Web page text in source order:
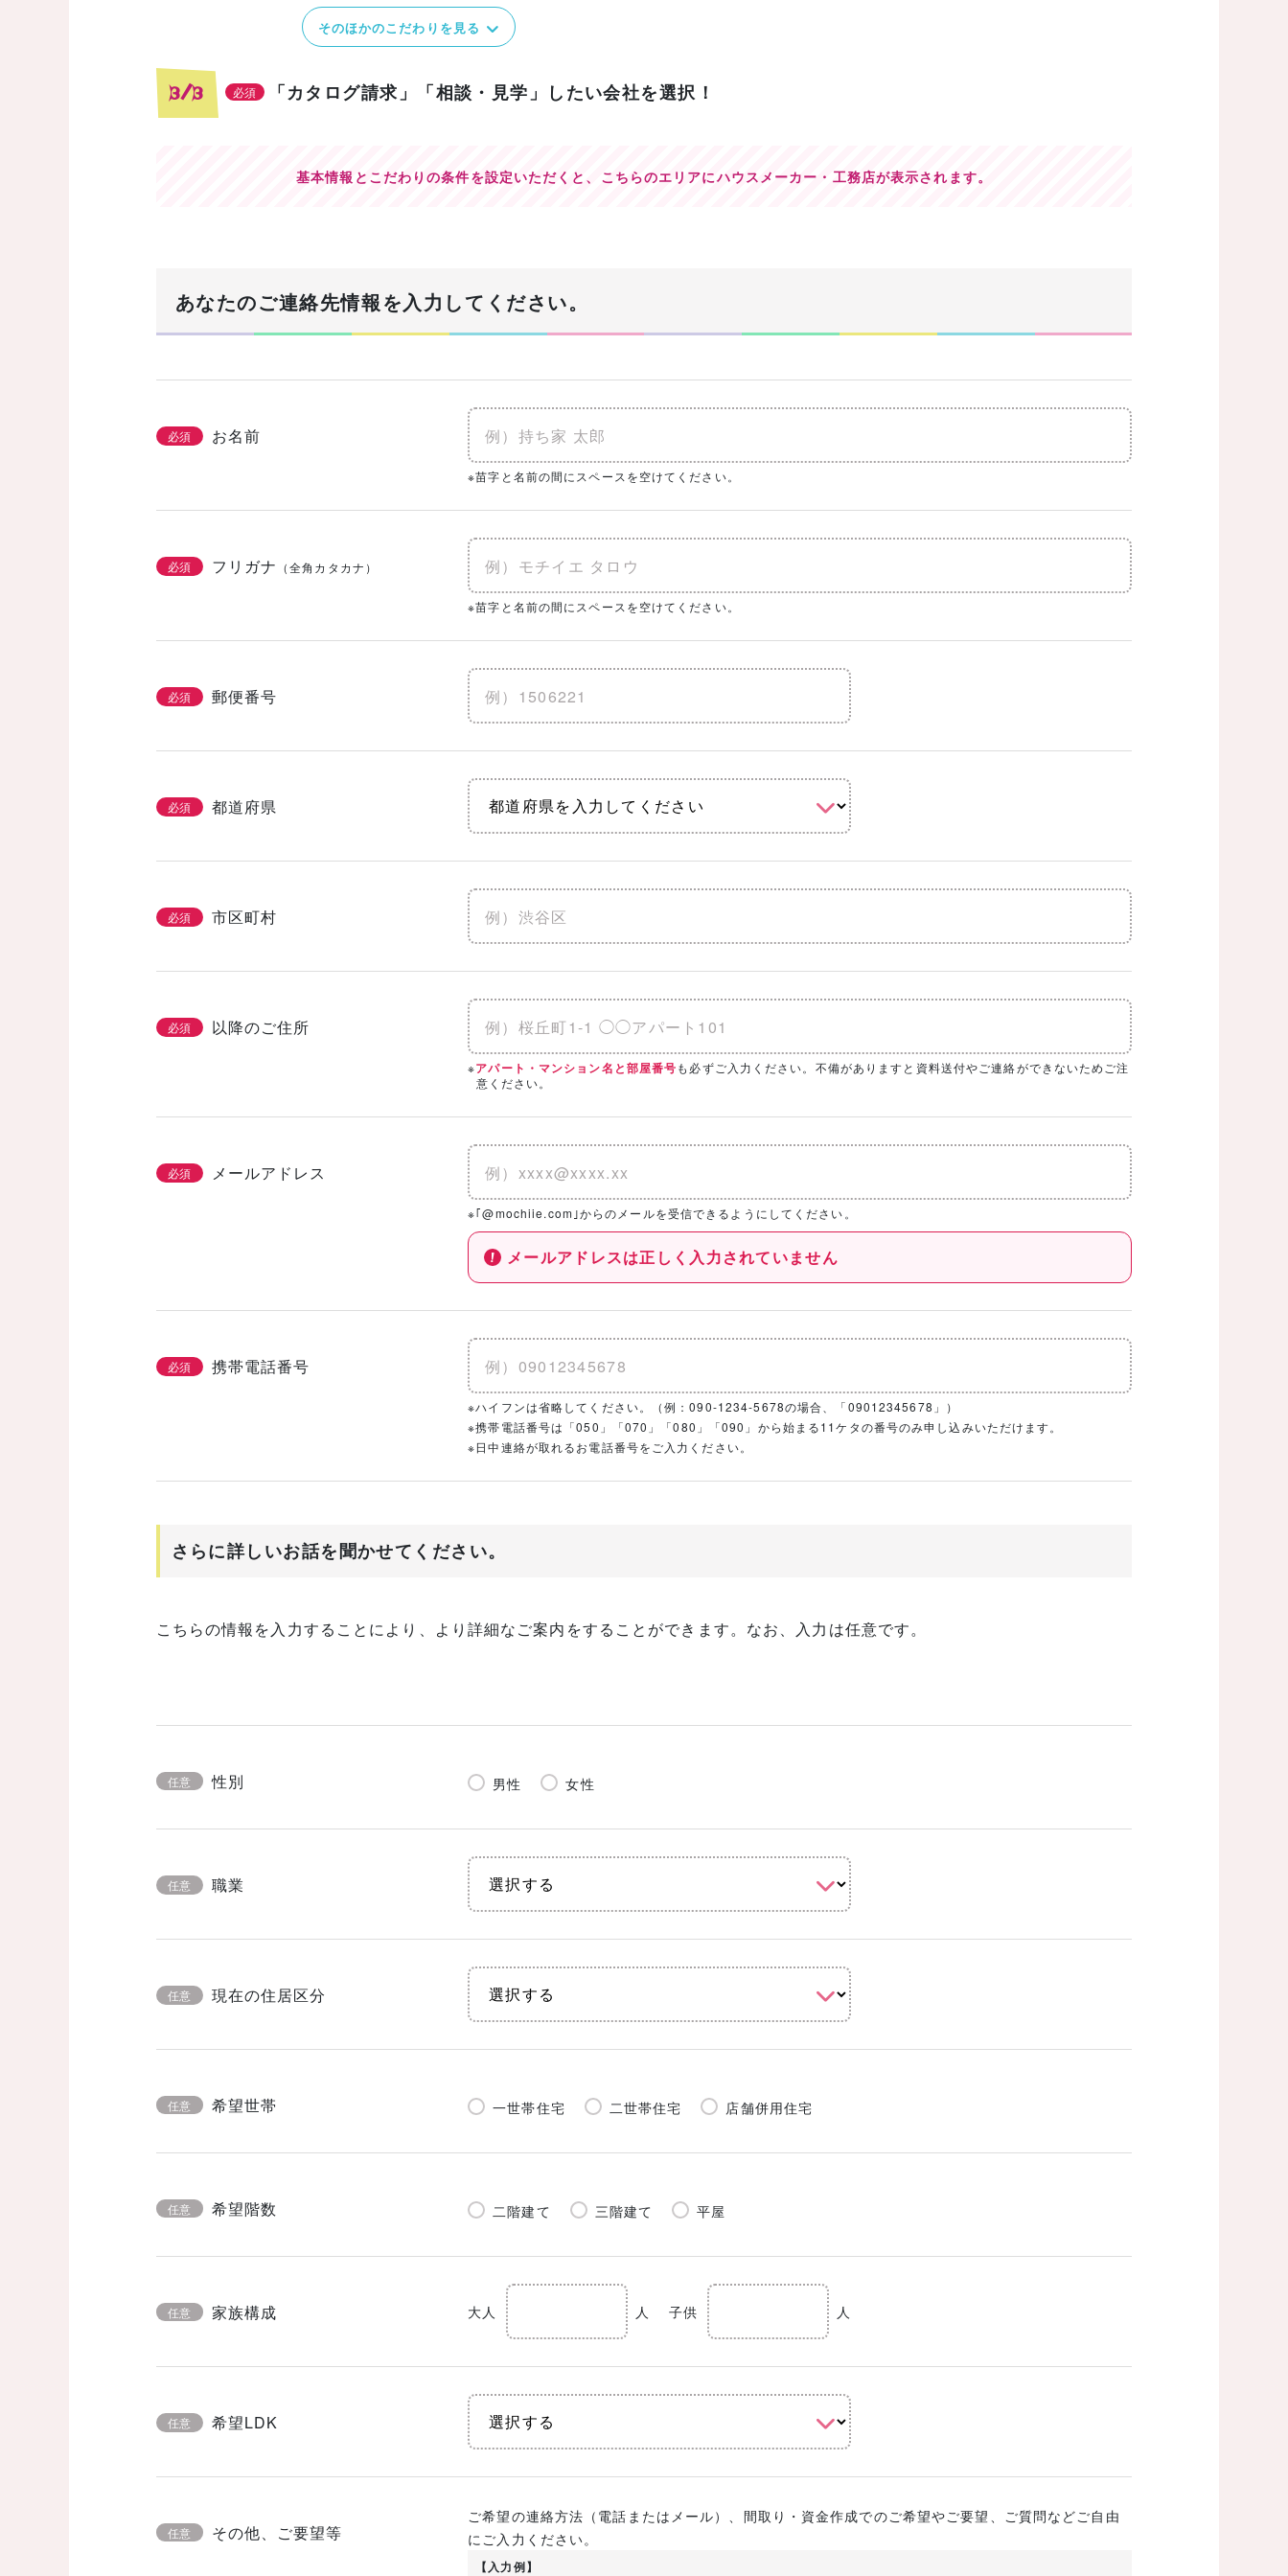
そのほかのこだわりを見る
3/3 必須 「カタログ請求」「相談・見学」したい会社を選択！
基本情報とこだわりの条件を設定いただくと、 こちらのエリアにハウスメーカー・工務店が表示されます。
あなたのご連絡先情報を入力してください。
必須 お名前
※苗字と名前の間にスペースを空けてください。
必須 フリガナ （全角カタカナ）
※苗字と名前の間にスペースを空けてください。
必須 郵便番号
必須 都道府県
必須 市区町村
必須 以降のご住所
※アパート・マンション名と部屋番号も必ずご入力ください。不備がありますと資料送付やご連絡ができないためご注
意ください。
必須 メールアドレス
※｢@mochiie.com｣からのメールを受信できるようにしてください。
メールアドレスは正しく入力されていません
必須 携帯電話番号
※ハイフンは省略してください。（例：090-1234-5678の場合、「09012345678」）
※携帯電話番号は「050」「070」「080」「090」から始まる11ケタの番号のみ申し込みいただけます。
※日中連絡が取れるお電話番号をご入力ください。
さらに詳しいお話を聞かせてください。
こちらの情報を入力することにより、より詳細なご案内をすることができます。なお、入力は任意です。
任意 性別 男性 女性
任意 職業
任意 現在の住居区分
任意 希望世帯 一世帯住宅 二世帯住宅 店舗併用住宅
任意 希望階数 二階建て 三階建て 平屋
任意 家族構成 大人 人 子供 人
任意 希望LDK
任意 その他、ご要望等
ご希望の連絡方法（電話またはメール）、間取り・資金作成でのご希望やご要望、ご質問などご自由
にご入力ください。
【入力例】